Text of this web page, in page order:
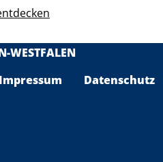
WESTFALEN
Impressum Datenschutz